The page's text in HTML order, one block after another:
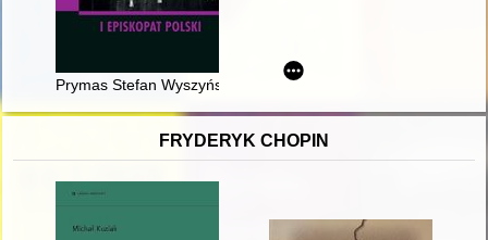
Prymas Stefan Wyszyński i Episkopat Polski
FRYDERYK CHOPIN